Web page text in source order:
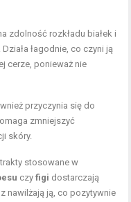
zdolność rozkładu białek i
łagodnie, co czyni ją
cerze, ponieważ nie
przyczynia się do
zmniejszyć
skóry.
stosowane w
czyfigi dostarczają
nawilżają ją, co pozytywnie